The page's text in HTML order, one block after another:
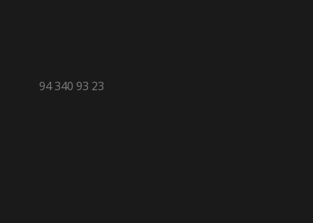
94 340 93 23